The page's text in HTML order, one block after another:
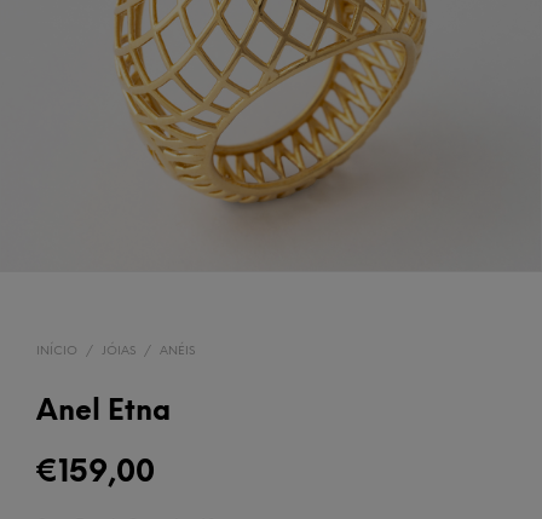
INÍCIO / JÓIAS / ANÉIS
Anel Etna
€159,00